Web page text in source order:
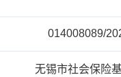
014008089/
无锡市社会保险